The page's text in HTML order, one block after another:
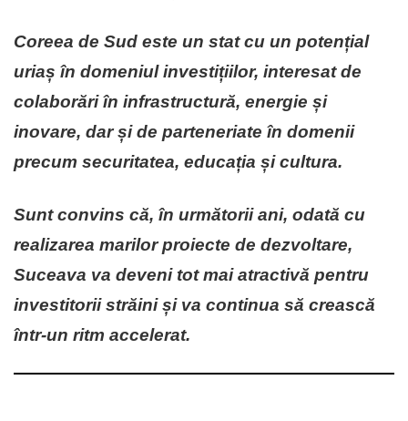
Coreea de Sud este un stat cu un potențial
uriaș în domeniul investițiilor, interesat de
colaborări în infrastructură, energie și
inovare, dar și de parteneriate în domenii
precum securitatea, educația și cultura.
Sunt convins că, în următorii ani, odată cu
realizarea marilor proiecte de dezvoltare,
Suceava va deveni tot mai atractivă pentru
investitorii străini și va continua să crească
într-un ritm accelerat.